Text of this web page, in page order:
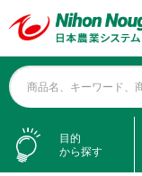
商品名、キーワード、
目的
から探す